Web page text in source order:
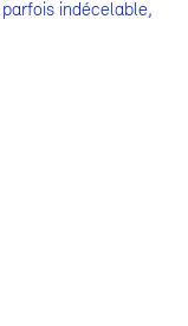
indécelable,